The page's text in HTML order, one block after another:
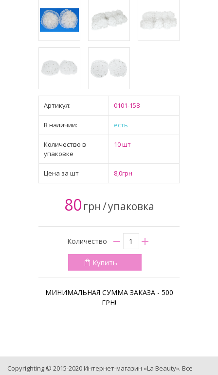
Артикул: 0101-158
В наличии: есть
Количество в
упаковке
10 шт
Цена за шт 8,0грн
80 грн/упаковка
Количество
Купить
МИНИМАЛЬНАЯ СУММА ЗАКАЗА - 500
ГРН!
Copyrighting © 2015-2020 Интернет-магазин «La Beauty». Все